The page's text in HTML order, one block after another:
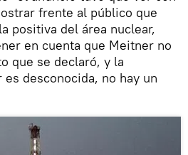
frente al público que
positiva del área nuclear,
en cuenta que Meitner no
que se declaró, y la
desconocida, no hay un